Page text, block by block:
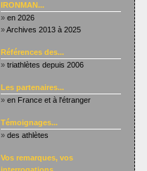
IRONMAN...
» en 2026
»Archives 2013 à 2025
Références des...
» triathlètes depuis 2006
Les partenaires...
» en France et à l'étranger
Témoignages...
» des athlètes
Vos remarques, vos